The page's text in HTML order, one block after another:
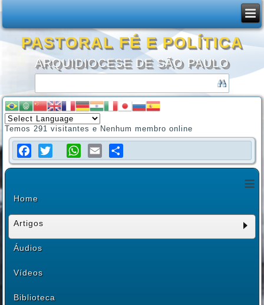
PASTORAL FÉ E POLÍTICA
ARQUIDIOCESE DE SÃO PAULO
Temos 291 visitantes e Nenhum membro online
Facebook
TwitterWhatsApp
EmailShare
≡
Home
Artigos
Áudios
Vídeos
Biblioteca